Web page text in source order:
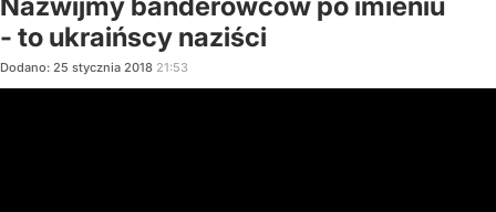
- to ukraińscy naziści
Dodano: 25 stycznia 2018 21:53